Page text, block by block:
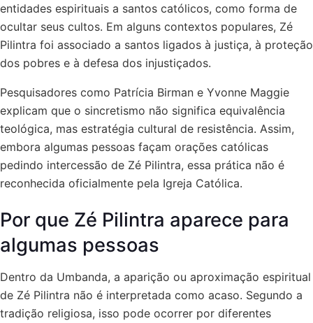
entidades espirituais a santos católicos, como forma de
ocultar seus cultos. Em alguns contextos populares, Zé
Pilintra foi associado a santos ligados à justiça, à proteção
dos pobres e à defesa dos injustiçados.
Pesquisadores como Patrícia Birman e Yvonne Maggie
explicam que o sincretismo não significa equivalência
teológica, mas estratégia cultural de resistência. Assim,
embora algumas pessoas façam orações católicas
pedindo intercessão de Zé Pilintra, essa prática não é
reconhecida oficialmente pela Igreja Católica.
Por que Zé Pilintra aparece para
algumas pessoas
Dentro da Umbanda, a aparição ou aproximação espiritual
de Zé Pilintra não é interpretada como acaso. Segundo a
tradição religiosa, isso pode ocorrer por diferentes